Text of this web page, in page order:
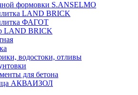
формовки S.ANSELMO
LAND BRICK
ФАГОТ
LAND BRICK
водостоки, отливы
для бетона
АКВАИЗОЛ